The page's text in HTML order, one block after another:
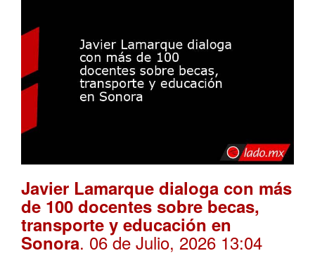
Javier Lamarque dialoga con más
de 100 docentes sobre becas,
transporte y educación en
Sonora. 06 de Julio, 2026 13:04